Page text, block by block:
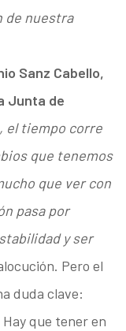
de nuestra
Sanz Cabello,
Junta de
el tiempo corre
que tenemos
que ver con
pasa por
y ser
Pero el
duda clave:
Hay que tener en